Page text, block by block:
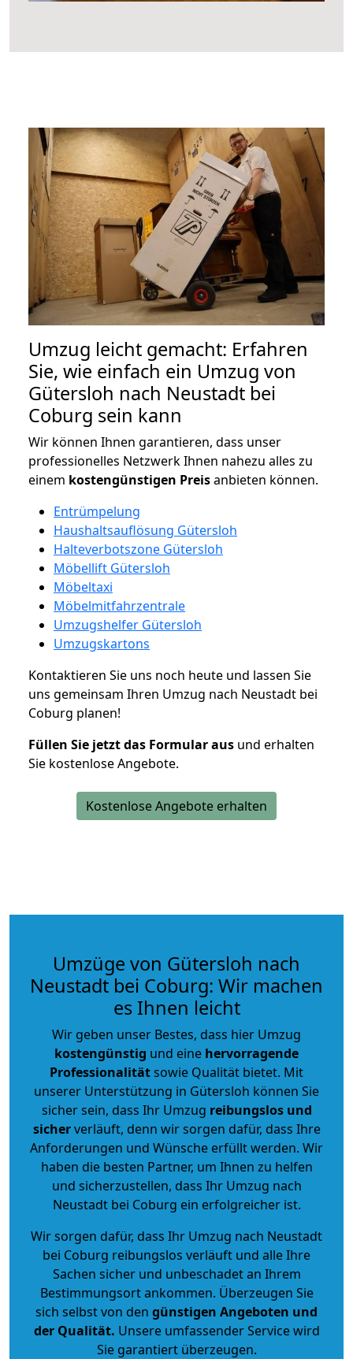
Umzug leicht gemacht: Erfahren
Sie, wie einfach ein Umzug von
Gütersloh nach Neustadt bei
Coburg sein kann
Wir können Ihnen garantieren, dass unser
professionelles Netzwerk Ihnen nahezu alles zu
einem kostengünstigen Preisanbieten können.
Entrümpelung
Haushaltsauflösung Gütersloh
Halteverbotszone Gütersloh
Möbellift Gütersloh
Möbeltaxi
Möbelmitfahrzentrale
Umzugshelfer Gütersloh
Umzugskartons
Kontaktieren Sie uns noch heute und lassen Sie
uns gemeinsam Ihren Umzug nach Neustadt bei
Coburg planen!
Füllen Sie jetzt das Formular aus und erhalten
Sie kostenlose Angebote.
Kostenlose Angebote erhalten
Umzüge von Gütersloh nach
Neustadt bei Coburg: Wir machen
es Ihnen leicht
Wir geben unser Bestes, dass hier Umzug
kostengünstig und eine hervorragende
Professionalitätsowie Qualität bietet. Mit
unserer Unterstützung in Gütersloh können Sie
sicher sein, dass Ihr Umzug reibungslos und
sicherverläuft, denn wir sorgen dafür, dass Ihre
Anforderungen und Wünsche erfüllt werden. Wir
haben die besten Partner, um Ihnen zu helfen
und sicherzustellen, dass Ihr Umzug nach
Neustadt bei Coburg ein erfolgreicher ist.
Wir sorgen dafür, dass Ihr Umzug nach Neustadt
bei Coburg reibungslos verläuft und alle Ihre
Sachen sicher und unbeschadet an Ihrem
Bestimmungsort ankommen. Überzeugen Sie
sich selbst von den günstigen Angeboten und
der Qualität. Unsere umfassender Service wird
Sie garantiert überzeugen.